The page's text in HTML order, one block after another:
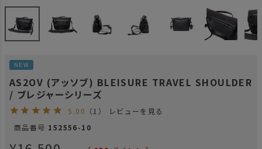
NEW
AS2OV (アッソブ) BLEISURE TRAVEL SHOULDER
/ ブレジャーシリーズ
5.00 （1）
レビューを見る
商品番号 152556-10